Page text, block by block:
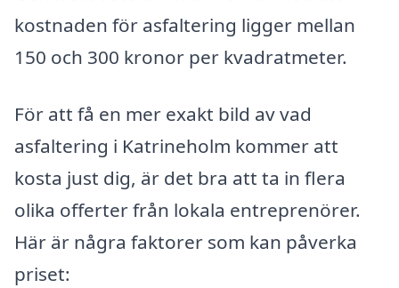
kostnaden för asfaltering ligger mellan
150 och 300 kronor per kvadratmeter.
För att få en mer exakt bild av vad
asfaltering i Katrineholm kommer att
kosta just dig, är det bra att ta in flera
olika offerter från lokala entreprenörer.
Här är några faktorer som kan påverka
priset: